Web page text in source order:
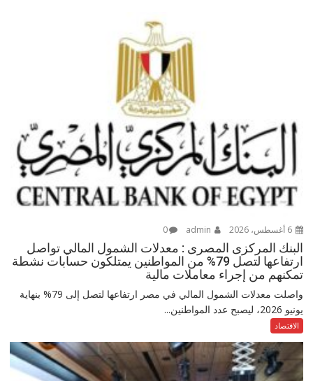
6 أغسطس، 2026 0
البنك المركزى المصرى : معدلات الشمول المالي تواصل
ارتفاعها لتصل 79% من المواطنين يمتلكون حسابات نشطة
تمكنهم من إجراء معاملات مالية
واصلت معدلات الشمول المالي في مصر ارتفاعها لتصل إلى 79% بنهاية
يونيو 2026، ليصبح عدد المواطنين...
الاقتصاد